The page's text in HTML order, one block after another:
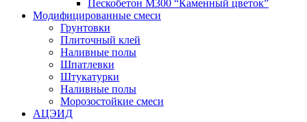
Пескобетон М300 “Каменный цветок”
Модифицированные смеси
Грунтовки
Плиточный клей
Наливные полы
Шпатлевки
Штукатурки
Наливные полы
Морозостойкие смеси
АЦЭИД